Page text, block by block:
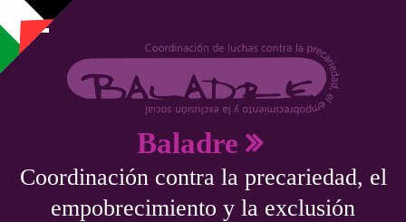
Pasar al contenido principal
Baladre
Coordinación contra la precariedad, el
empobrecimiento y la exclusión